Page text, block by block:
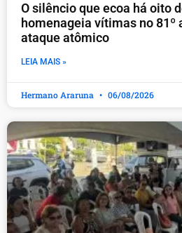
O silêncio que ecoa há oito
homenageia vítimas no 81º
ataque atômico
LEIA MAIS »
Hermano Araruna 06/08/2026